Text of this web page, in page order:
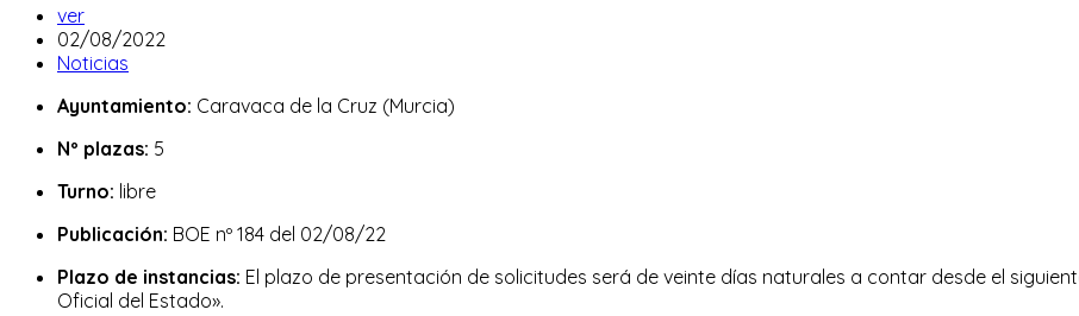
Autor
de
la
ver
Publicación
de
entrada:
02/08/2022
Categoría
la
Noticias
Ayuntamiento: Caravaca de la Cruz (Murcia)
Nº plazas: 5
Turno: libre
Publicación: BOE nº 184 del 02/08/22
Plazo de instancias: El plazo de presentación de solicitudes será de veinte días naturales a contar desde el
Oficial del Estado».